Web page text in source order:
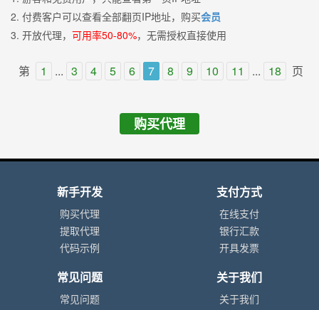
2. 付费客户可以查看全部翻页IP地址，购买会员
3. 开放代理，
可用率50-80%，无需授权直接使用
第 1 3 4 5 6 7 8 9 10 11 18 页
购买代理
新手开发
购买代理
提取代理
代码示例
支付方式
在线支付
银行汇款
开具发票
常见问题
常见问题
关于我们
关于我们